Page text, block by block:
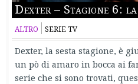
Dexter – Stagione 6:
ALTRO SERIE TV
Dexter, la sesta stagione, è
un pò di amaro in bocca ai
serie che si sono trovati,